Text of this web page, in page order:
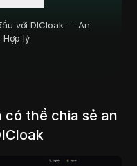
với DICloak — An
lý
thể chia sẻ an